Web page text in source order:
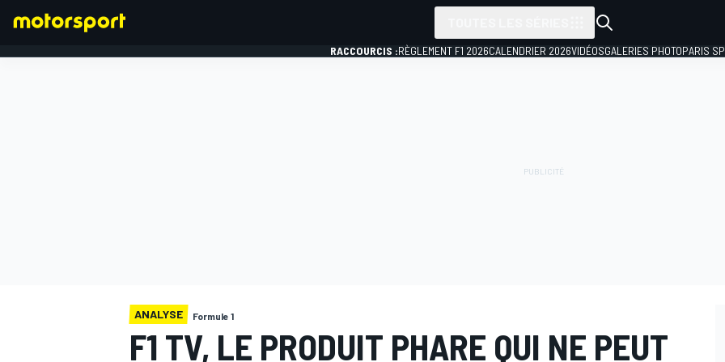
RACCOURCIS :RÈGLEMENT F1 2026CALENDRIER 2026VIDÉOSGALERIES PHOTOPARIS
ANALYSE Formule 1
F1 TV, LE PRODUIT PHARE QUI NE PEUT